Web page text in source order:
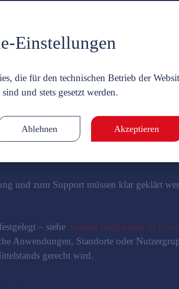
den erforderlichen Schutz
MFA im Mittelstand
wie Microsoft 365 kann
den Anmeldeprozess
oder Waldkraiburg verfügen oft nicht
und zum Support müssen klar geklärt
– siehe unseren Blogartikel zu
Anwendungen, Standorte oder
gerecht wird.
Einstellungen
die für den technischen Betrieb der
und stets gesetzt werden.
Ablehnen Akzeptieren